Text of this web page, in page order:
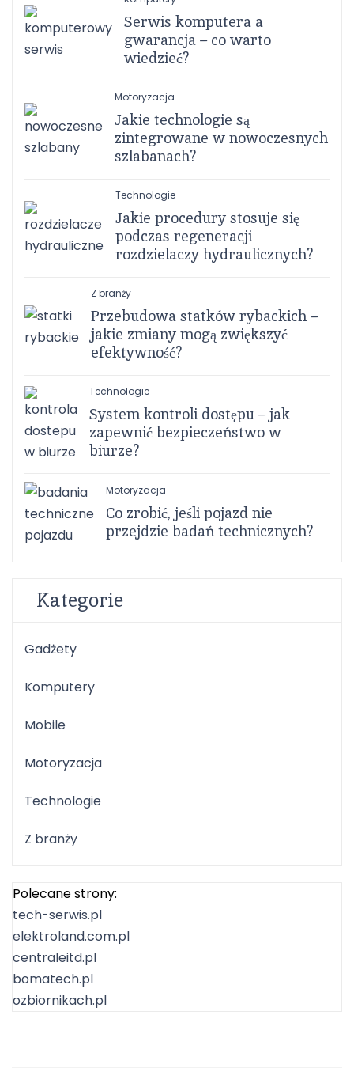
Serwis komputera a
gwarancja – co warto
wiedzieć?
Motoryzacja
Jakie technologie są
zintegrowane w nowoczesnych
szlabanach?
Technologie
Jakie procedury stosuje się
podczas regeneracji
rozdzielaczy hydraulicznych?
Z branży
Przebudowa statków rybackich –
jakie zmiany mogą zwiększyć
efektywność?
Technologie
System kontroli dostępu – jak
zapewnić bezpieczeństwo w
biurze?
Motoryzacja
Co zrobić, jeśli pojazd nie
przejdzie badań technicznych?
Kategorie
Gadżety
Komputery
Mobile
Motoryzacja
Technologie
Z branży
Polecane strony:
tech-serwis.pl
elektroland.com.pl
centraleitd.pl
bomatech.pl
ozbiornikach.pl